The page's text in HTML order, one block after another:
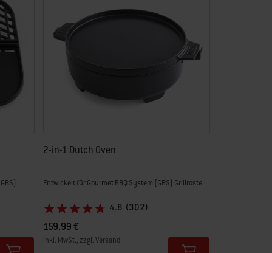
2-in-1 Dutch Oven
Entwickelt für Gourmet BBQ System (GBS) Grillroste
4.8 (302)
159,99 €
inkl. MwSt., zzgl. Versand